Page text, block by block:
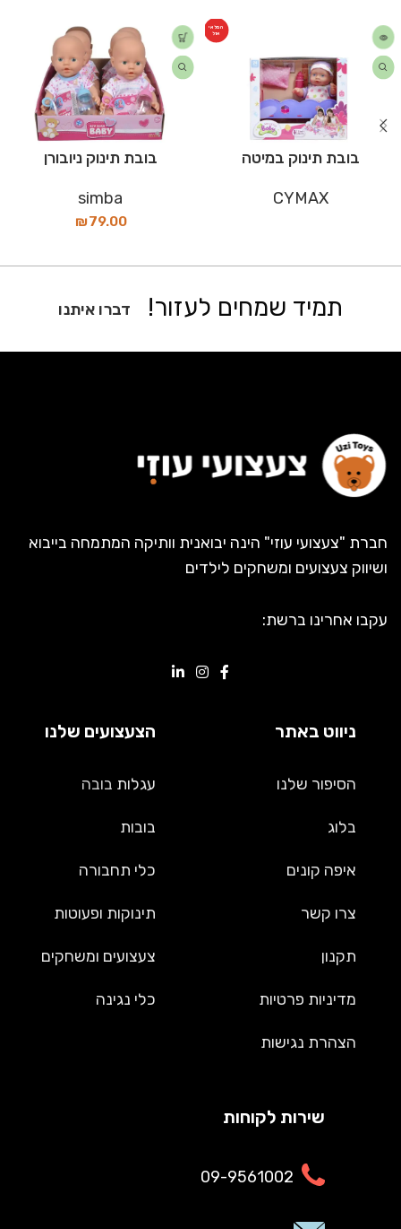
המלאי
אזל
בובת תינוק במיטה
CYMAX
בובת תינוק ניובורן
simba
₪79.00
תמיד שמחים לעזור! דברו איתנו
חברת "צעצועי עוזי" הינה יבואנית וותיקה המתמחה בייבוא
ושיווק צעצועים ומשחקים לילדים
עקבו אחרינו ברשת:
ניווט באתר
הסיפור שלנו
בלוג
איפה קונים
צרו קשר
תקנון
מדיניות פרטיות
הצהרת נגישות
הצעצועים שלנו
עגלות בובה
בובות
כלי תחבורה
תינוקות ופעוטות
צעצועים ומשחקים
כלי נגינה
שירות לקוחות
09-9561002